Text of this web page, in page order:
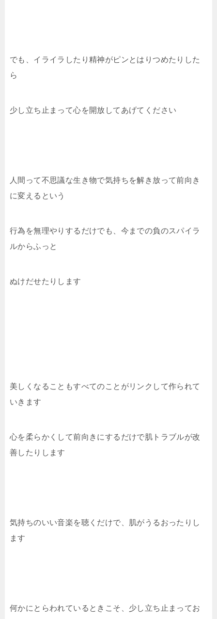
でも、イライラしたり精神がピンとはりつめたりした
ら
少し立ち止まって心を開放してあげてください
人間って不思議な生き物で気持ちを解き放って前向き
に変えるという
行為を無理やりするだけでも、今までの負のスパイラ
ルからふっと
ぬけだせたりします
美しくなることもすべてのことがリンクして作られて
いきます
心を柔らかくして前向きにするだけで肌トラブルが改
善したりします
気持ちのいい音楽を聴くだけで、肌がうるおったりし
ます
何かにとらわれているときこそ、少し立ち止まってお